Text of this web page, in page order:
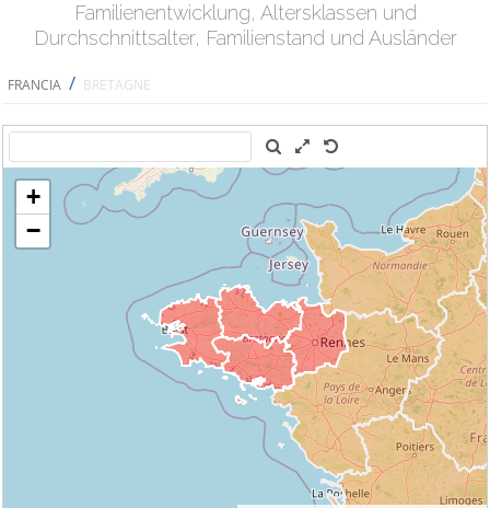
Familienentwicklung, Altersklassen und
Durchschnittsalter, Familienstand und Ausländer
FRANCIA / BRETAGNE